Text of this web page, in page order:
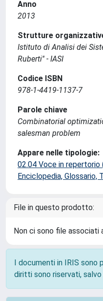
Anno
2013
Strutture
Istituto di Analisi dei
Ruberti'' - IASI
Codice ISBN
978-1-4419-1137-7
Parole chiave
Combinatorial
salesman problem
Appare nelle tipologie:
02.04 Voce in repertorio
Enciclopedia, Glossario,
File in questo prodotto:
Non ci sono file
I documenti in IRIS
diritti sono riservati, salvo